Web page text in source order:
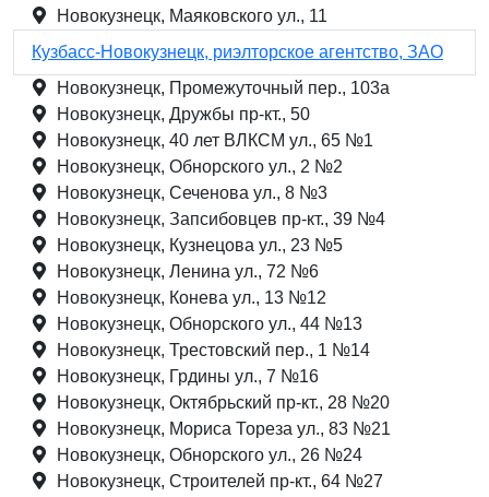
Новокузнецк, Маяковского ул., 11
Кузбасс-Новокузнецк, риэлторское агентство, ЗАО
Новокузнецк, Промежуточный пер., 103а
Новокузнецк, Дружбы пр-кт., 50
Новокузнецк, 40 лет ВЛКСМ ул., 65 №1
Новокузнецк, Обнорского ул., 2 №2
Новокузнецк, Сеченова ул., 8 №3
Новокузнецк, Запсибовцев пр-кт., 39 №4
Новокузнецк, Кузнецова ул., 23 №5
Новокузнецк, Ленина ул., 72 №6
Новокузнецк, Конева ул., 13 №12
Новокузнецк, Обнорского ул., 44 №13
Новокузнецк, Трестовский пер., 1 №14
Новокузнецк, Грдины ул., 7 №16
Новокузнецк, Октябрьский пр-кт., 28 №20
Новокузнецк, Мориса Тореза ул., 83 №21
Новокузнецк, Обнорского ул., 26 №24
Новокузнецк, Строителей пр-кт., 64 №27